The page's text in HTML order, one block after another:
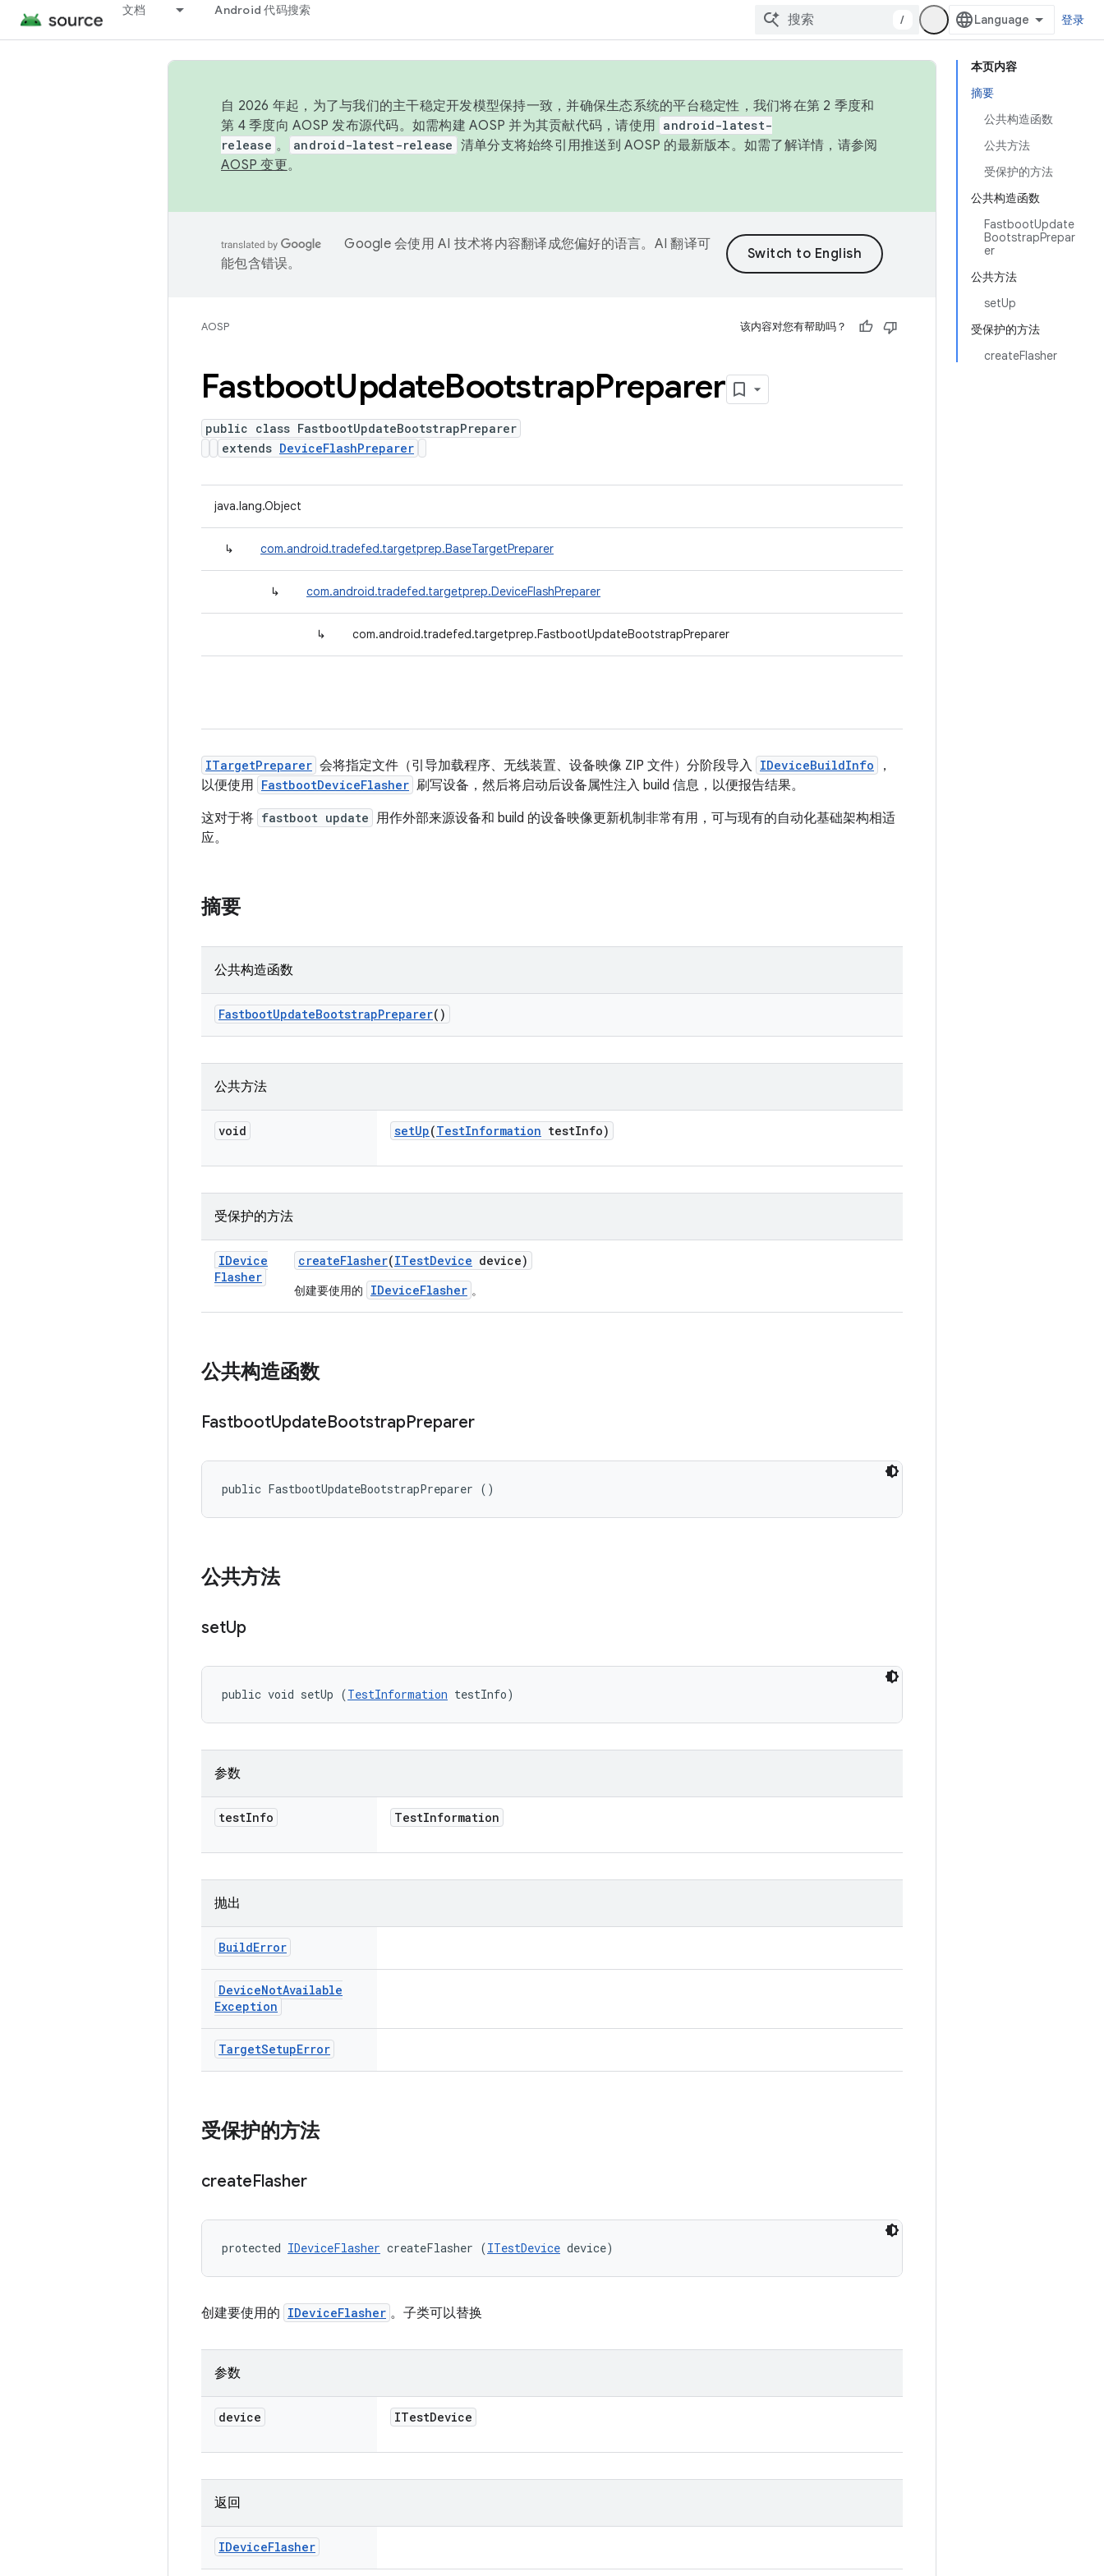
文档 Android 代码搜索
/ 登录
本页内容
摘要
公共构造函数
公共方法
受保护的方法
公共构造函数
FastbootUpdate
BootstrapPrepar
er
公共方法
setUp
受保护的方法
createFlasher
自 2026 年起，为了与我们的主干稳定开发模型保持一致，并确保生态系统的平台稳定性，我们将在第 2 季度和
第 4 季度向 AOSP 发布源代码。如需构建 AOSP 并为其贡献代码，请使用 android-latest-
release 。 android-latest-release 清单分支将始终引用推送到 AOSP 的最新版本。如需了解详情，请参阅
AOSP 变更。
Google 会使用 AI 技术将内容翻译成您偏好的语言。AI 翻译可
能包含错误。
AOSP 该内容对您有帮助吗？
FastbootUpdateBootstrapPreparer
public class FastbootUpdateBootstrapPreparer
extends DeviceFlashPreparer
java.lang.Object
↳ com.android.tradefed.targetprep.BaseTargetPreparer
↳ com.android.tradefed.targetprep.DeviceFlashPreparer
↳ com.android.tradefed.targetprep.FastbootUpdateBootstrapPreparer
ITargetPreparer 会将指定文件（引导加载程序、无线装置、设备映像 ZIP 文件）分阶段导入 IDeviceBuildInfo
，
以便使用 FastbootDeviceFlasher 刷写设备，然后将启动后设备属性注入 build 信息，以便报告结果。
这对于将 fastboot update 用作外部来源设备和 build 的设备映像更新机制非常有用，可与现有的自动化基础架构相适
应。
摘要
公共构造函数
FastbootUpdateBootstrapPreparer()
公共方法
void setUp(TestInformation testInfo)
受保护的方法
IDevice
Flasher
createFlasher(ITestDevice device)
创建要使用的 IDeviceFlasher 。
公共构造函数
FastbootUpdateBootstrapPreparer
public FastbootUpdateBootstrapPreparer ()
公共方法
setUp
public void setUp (TestInformation testInfo)
参数
testInfo TestInformation
抛出
BuildError
DeviceNotAvailable
Exception
TargetSetupError
受保护的方法
createFlasher
protected IDeviceFlasher createFlasher (ITestDevice device)
创建要使用的 IDeviceFlasher 。子类可以替换
参数
device ITestDevice
返回
IDeviceFlasher